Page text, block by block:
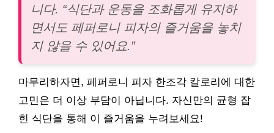
니다. “식단과 운동을 조화롭게 유지하
면서도 페퍼로니 피자의 즐거움을 놓치
지 않을 수 있어요.”
마무리하자면, 페퍼로니 피자 한조각 칼로리에 대한
고민은 더 이상 부담이 아닙니다. 자신만의 균형 잡
힌 식단을 통해 이 즐거움을 누려보세요!